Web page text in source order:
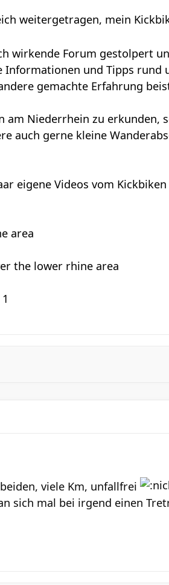
weitergetragen, mein
wirkende Forum gestolpert
und Tipps rund
gemachte Erfahrung
am Niederrhein zu erkunden,
auch gerne kleine
eigene Videos vom Kickbiken
area
the lower rhine area
viele Km, unfallfrei
sich mal bei irgend einen